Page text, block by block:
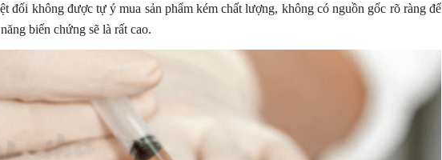
đối không được tự ý mua sản phẩm kém chất lượng, không có nguồn gốc rõ ràng để
biến chứng sẽ là rất cao.